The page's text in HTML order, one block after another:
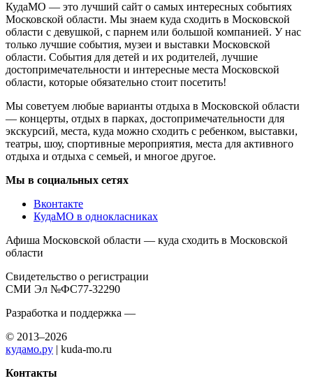
КудаМО — это лучший сайт о самых интересных событиях
Московской области. Мы знаем куда сходить в Московской
области с девушкой, с парнем или большой компанией. У нас
только лучшие события, музеи и выставки Московской
области. События для детей и их родителей, лучшие
достопримечательности и интересные места Московской
области, которые обязательно стоит посетить!
Мы советуем любые варианты отдыха в Московской области
— концерты, отдых в парках, достопримечательности для
экскурсий, места, куда можно сходить с ребенком, выставки,
театры, шоу, спортивные мероприятия, места для активного
отдыха и отдыха с семьей, и многое другое.
Мы в социальных сетях
Вконтакте
КудаМО в однокласниках
Афиша Московской области — куда сходить в Московской
области
Свидетельство о регистрации
СМИ Эл №ФС77-32290
Разработка и поддержка —
© 2013–2026
кудамо.ру | kuda-mo.ru
Контакты